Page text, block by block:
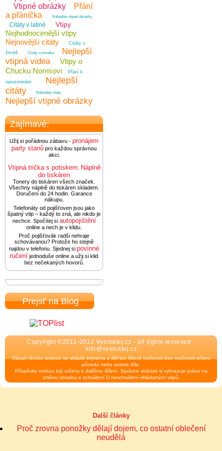
Vtipné obrázky
Přání
a přáníčka
Náhodné vtipné obrázky
Citáty v latině Vtipy
Nejhodnocenější vtipy
Nejnovější citáty
Citáty o
životě
Citáty o smutku
Nejlepší
vtipná videa
Vtipy o
Chucku Norrisovi
Přání k
narozeninám
Nejlepší
citáty
Náhodné citáty
Nejlepší vtipné obrázky
Zajímavé:
Užij si pořádnou zábavu - pronájem
party stanů pro každou správnou
akci.
Vtipná trička s potiskem Náplně
do tiskáren
Tonery do tiskáren všech značek.
Všechny náplně do tiskáren skladem.
Doručení do 24 hodin. Garance
nákupu.
Telefonáty od pojišťoven jsou jako
špatný vtip – každý to zná, ale nikdo je
nechce. Spočítej si autopojištění
online a nech je v klidu.
Proč pojišťovák radši nehraje
schovávanou? Protože ho stejně
najdou v telefonu. Sjednej si povinné
ručení jednoduše online a užij si klid
bez nečekaných hovorů.
Prejsť na Blog
Copyright ©2011-2012 Vysmátej.cz - all rights reserved -
info@vysmatej.cz
Obsah těchto stránek se skládá zejména z děl tzv. lidové tvořivosti bez možnosti určení
původu nebo autora díla.
Příspěvky mohou být určeny k dalšímu šíření. Správce stránek si vyhrazuje právo na
změnu obsahu a schválení či neschválení vkládaných vtipů.
Další články
Proč zrovna ponožky dělají dojem, co ostatní oblečení
neudělá